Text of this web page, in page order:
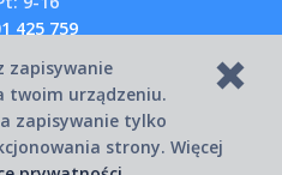
425 759
Copyright © 2007-2026 CzasZabawy.pl
zapisywanie
twoim urządzeniu.
zapisywanie tylko
strony. Więcej